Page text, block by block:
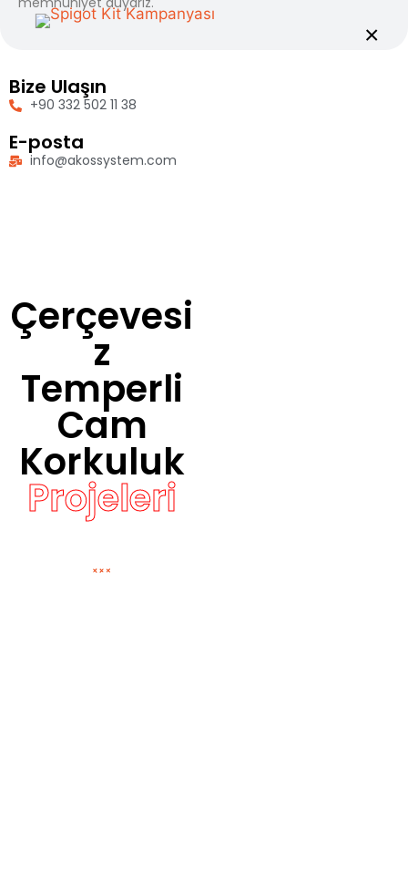
Bize Ulaşın
+90 332 502 11 38
E-posta
info@akossystem.com
Çerçevesi
z
Temperli
Cam
Korkuluk
Projeleri
×